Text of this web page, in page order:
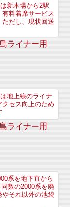
新木場から2駅
有料着席サービス
だし、現状回送
ライナー用
地上線のライナ
クセス向上のため
ライナー用
系を地下直から
数の2000系を廃
やそれ以外の池袋